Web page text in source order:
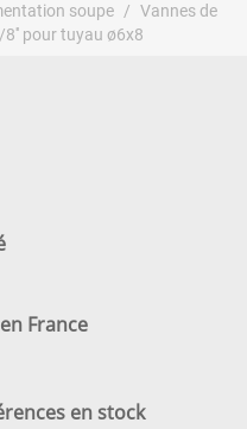
soupe
Vannes de
pour tuyau ø6x8
France
en stock